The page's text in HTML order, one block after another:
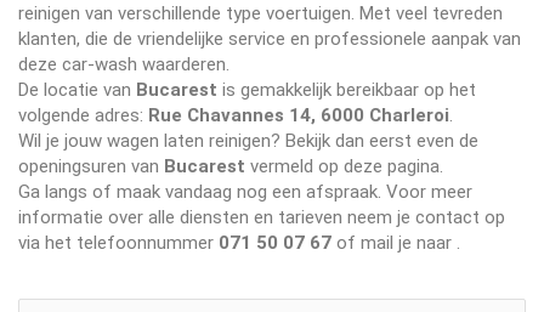
reinigen van verschillende type voertuigen. Met veel tevreden
klanten, die de vriendelijke service en professionele aanpak van
deze car-wash waarderen.
De locatie van Bucarest is gemakkelijk bereikbaar op het
volgende adres: Rue Chavannes 14, 6000 Charleroi
Wil je jouw wagen laten reinigen? Bekijk dan eerst even de
openingsuren van Bucarest vermeld op deze pagina.
Ga langs of maak vandaag nog een afspraak. Voor meer
informatie over alle diensten en tarieven neem je contact op
via het telefoonnummer 071 50 07 67 of mail je naar